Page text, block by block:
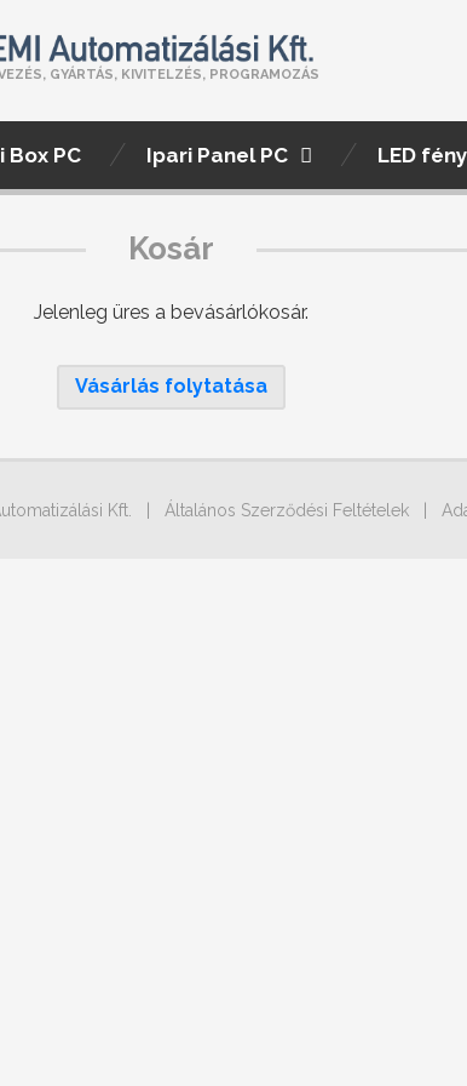
GYÁRTÁS, KIVITELZÉS, PROGRAMOZÁS
Box PC Ipari Panel PC LED
Kosár
Jelenleg üres a bevásárlókosár.
Vásárlás folytatása
Kft. | Általános Szerződési Feltételek|